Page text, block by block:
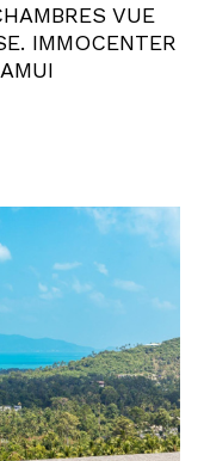
VUE
IMMOCENTER